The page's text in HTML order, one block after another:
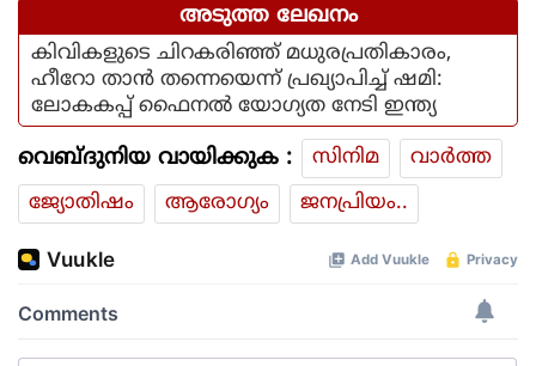
അടുത്ത ലേഖനം
കിവികളുടെ ചിറകരിഞ്ഞ് മധുരപ്രതികാരം,
ഹീറോ താൻ തന്നെയെന്ന് പ്രഖ്യാപിച്ച് ഷമി:
ലോകകപ്പ് ഫൈനൽ യോഗ്യത നേടി ഇന്ത്യ
വെബ്ദുനിയ വായിക്കുക : സിനിമ
വാര്‍ത്ത
ജ്യോതിഷം
ആരോഗ്യം ജനപ്രിയം..